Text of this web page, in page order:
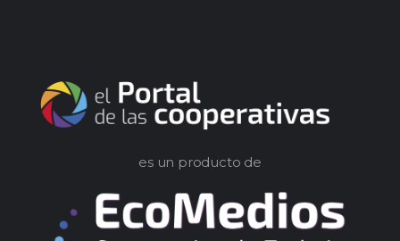
es un producto de